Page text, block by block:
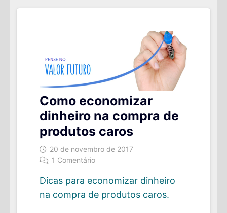
PARA
Como economizar
dinheiro na compra de
produtos caros
20 de novembro de 2017
1 Comentário
Dicas para economizar dinheiro
na compra de produtos caros.